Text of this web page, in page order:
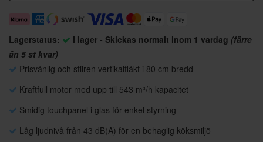
Lagerstatus: I lager - Skickas normalt inom 1 vardag (färre
än 5 st kvar)
Prisvänlig och stilren vertikalfläkt i 80 cm bredd
Kraftfull motor med upp till 543 m³/h kapacitet
Smidig touchpanel i glas för enkel styrning
Låg ljudnivå från 43 dB(A) för en behaglig köksmiljö